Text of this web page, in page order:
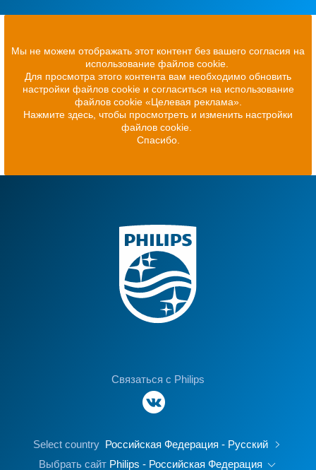
Мы не можем отображать этот контент без вашего согласия на
использование файлов cookie.
Для просмотра этого контента вам необходимо обновить
настройки файлов cookie и согласиться на использование
файлов cookie «Целевая реклама».
Нажмите здесь, чтобы просмотреть и изменить настройки
файлов cookie.
Спасибо.
Связаться с Philips
Select country Российская Федерация - Русский
Выбрать сайт Philips - Российская Федерация